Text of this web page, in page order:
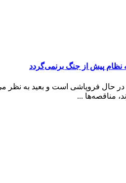
پیش از جنگ برنمی‌گردد
حال فروپاشی است و بعید به نظر
مناقصه‌ها ...